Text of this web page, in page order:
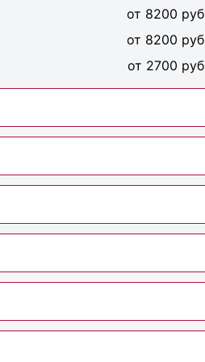
от 8200 руб
от 8200 руб
от 2700 руб